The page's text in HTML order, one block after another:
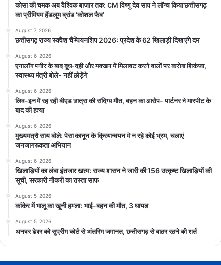
कोसा की चमक अब वैश्विक बाजार तक: CM विष्णु देव साय ने लॉन्च किया छत्तीसगढ़
का प्रीमियम हैंडलूम ब्रांड ‘कोशल फैब’
August 7, 2026
छत्तीसगढ़ राज्य स्क्वैश चैम्पियनशिप 2026: प्रदेश के 62 खिलाड़ी दिखाएंगे दम
August 6, 2026
एनालॉग पनीर के बाद दूध-दही और मक्खन में मिलावट करने वालों पर कसेगा शिकंजा,
स्वास्थ्य मंत्री बोले- नहीं छोड़ेंगे
August 6, 2026
लिव-इन में रह रही बीएड छात्रा की संदिग्ध मौत, बहन का आरोप- पार्टनर ने मारपीट के
बाद की हत्या
August 6, 2026
मुख्यमंत्री साय बोले: पेसा कानून के क्रियान्वयन में न रहे कोई भ्रम, चलाएं
जनजागरूकता अभियान
August 6, 2026
खिलाड़ियों का लंबा इंतजार खत्म: राज्य शासन ने जारी की 156 उत्कृष्ट खिलाड़ियों की
सूची, सरकारी नौकरी का रास्ता साफ
August 5, 2026
कांकेर में भालू का खूनी हमला: भाई-बहन की मौत, 3 घायल
August 5, 2026
अनवर ढेबर को सुप्रीम कोर्ट से अंतरिम जमानत, छत्तीसगढ़ से बाहर रहने की शर्त